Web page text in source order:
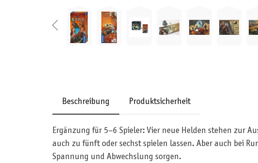
Beschreibung Produktsicherheit
Ergänzung für 5–6 Spieler: Vier neue Helden stehen zur
auch zu fünft oder sechst spielen lassen. Aber auch bei
Spannung und Abwechslung sorgen.